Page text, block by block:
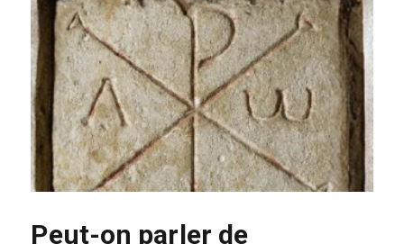
Peut-on parler de